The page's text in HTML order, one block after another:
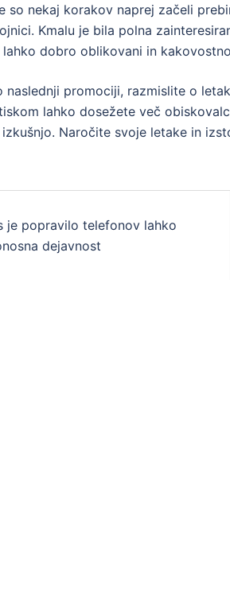
so nekaj korakov naprej začeli
Kmalu je bila polna
dobro oblikovani in
naslednji promociji, razmislite o
lahko dosežete več
Naročite svoje letake in
je popravilo telefonov lahko
dejavnost